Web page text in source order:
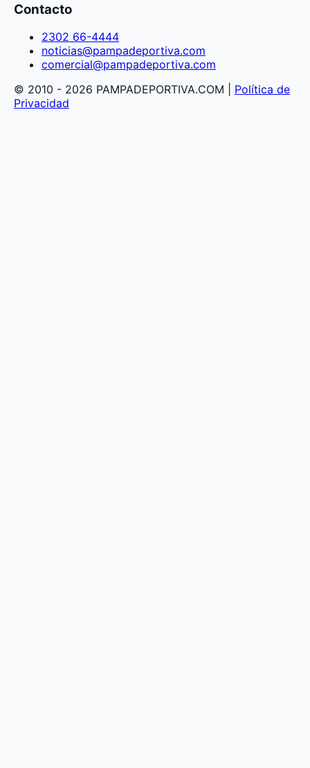
Contacto
2302 66-4444
noticias@pampadeportiva.com
comercial@pampadeportiva.com
© 2010 - 2026 PAMPADEPORTIVA.COM | Política de
Privacidad